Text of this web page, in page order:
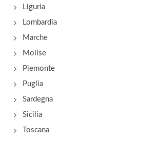
Al Caminetto
Liguria
Lombardia
Marche
Molise
Piemonte
Puglia
Sardegna
Sicilia
Toscana